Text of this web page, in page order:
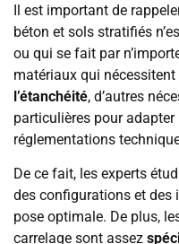
Il est important de
béton et sols stratifiés
ou qui se fait par
matériaux qui nécessitent
l’étanchéité, d’autres
particulières pour adapter
réglementations
De ce fait, les experts
des configurations et
pose optimale. De plus,
carrelage sont assez